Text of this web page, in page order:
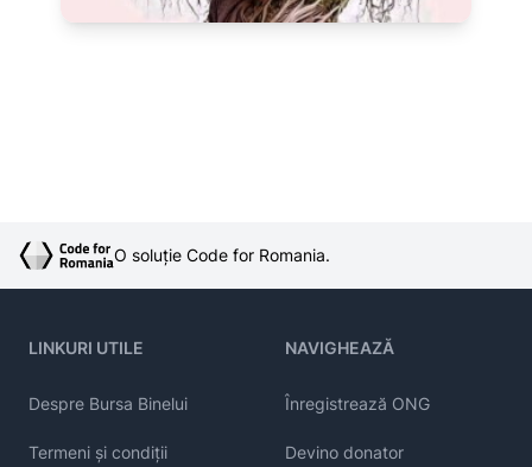
O soluție Code for Romania.
LINKURI UTILE
Despre Bursa Binelui
Termeni și condiții
NAVIGHEAZĂ
Înregistrează ONG
Devino donator